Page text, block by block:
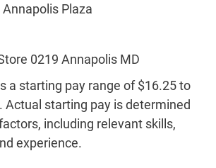
Plaza
0219 Annapolis MD
a starting pay range of $16.25 to
Actual starting pay is determined
including relevant skills,
experience.